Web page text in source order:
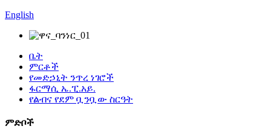
English
ቤት
ምርቶች
የመድኃኒት ንጥረ ነገሮች
ፋርማሲ ኤ.ፒ.አይ.
የልብና የደም ቧንቧው ስርዓት
ምድቦች